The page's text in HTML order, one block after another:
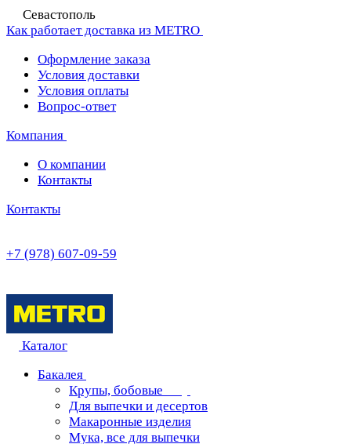
Севастополь
Как работает доставка из METRO
Оформление заказа
Условия доставки
Условия оплаты
Вопрос-ответ
Компания
О компании
Контакты
Контакты
+7 (978) 607-09-59
Каталог
Бакалея
Крупы, бобовые
Для выпечки и десертов
Макаронные изделия
Мука, все для выпечки